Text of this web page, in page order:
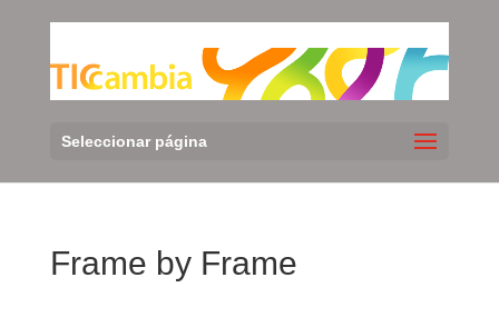
Seleccionar página
Frame by Frame